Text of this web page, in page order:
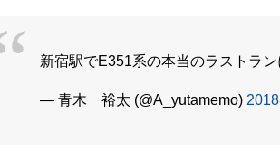
新宿駅でE351系の本当のラストラ
— 青木 裕太 (@A_yutamemo)